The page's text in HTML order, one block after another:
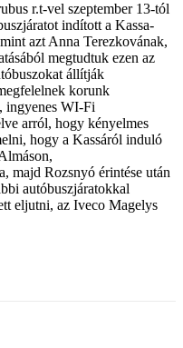
r.t-vel szeptember 13-tól
indított a Kassa-
azt Anna Terezkovának,
megtudtuk ezen az
állítják
korunk
ingyenes WI-Fi
arról, hogy kényelmes
hogy a Kassáról induló
majd Rozsnyó érintése után
autóbuszjáratokkal
eljutni, az Iveco Magelys